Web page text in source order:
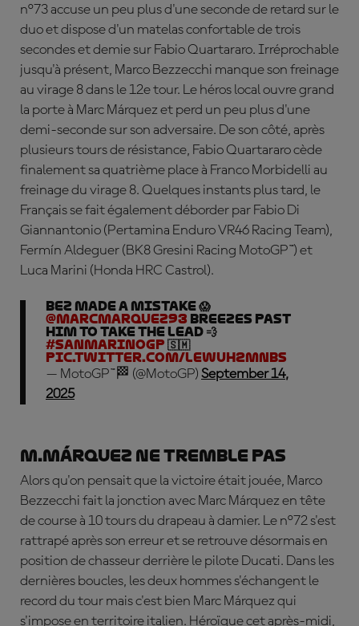
n°73 accuse un peu plus d'une seconde de retard sur le
duo et dispose d'un matelas confortable de trois
secondes et demie sur Fabio Quartararo. Irréprochable
jusqu'à présent, Marco Bezzecchi manque son freinage
au virage 8 dans le 12e tour. Le héros local ouvre grand
la porte à Marc Márquez et perd un peu plus d'une
demi-seconde sur son adversaire. De son côté, après
plusieurs tours de résistance, Fabio Quartararo cède
finalement sa quatrième place à Franco Morbidelli au
freinage du virage 8. Quelques instants plus tard, le
Français se fait également déborder par Fabio Di
Giannantonio (Pertamina Enduro VR46 Racing Team),
Fermín Aldeguer (BK8 Gresini Racing MotoGP™) et
Luca Marini (Honda HRC Castrol).
BEZ MADE A MISTAKE 😱
@marcmarquez93 breezes past
him to take the lead 💨
#SanMarinoGP 🇸🇲
pic.twitter.com/leWUh2mnbS
— MotoGP™🏁 (@MotoGP) September 14,
2025
M.Márquez ne tremble pas
Alors qu'on pensait que la victoire était jouée, Marco
Bezzecchi fait la jonction avec Marc Márquez en tête
de course à 10 tours du drapeau à damier. Le n°72 s'est
rattrapé après son erreur et se retrouve désormais en
position de chasseur derrière le pilote Ducati. Dans les
dernières boucles, les deux hommes s'échangent le
record du tour mais c'est bien Marc Márquez qui
s'impose en territoire italien. Héroïque cet après-midi,